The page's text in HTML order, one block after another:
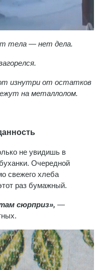
тела — нет дела.
изнутри от остатков
на металлолом.
не увидишь в
Очередной
свежего хлеба
раз бумажный.
сюрприз», —